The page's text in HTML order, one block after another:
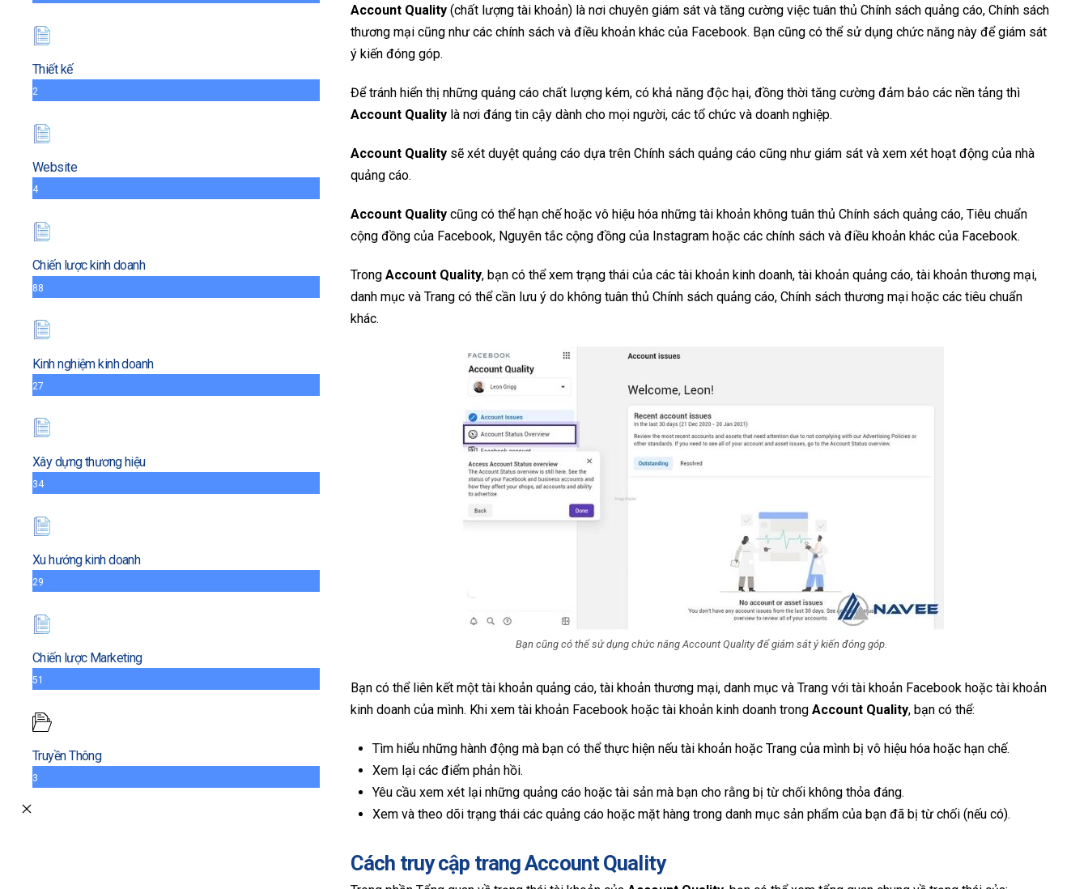
Thiết kế
2
Website
4
Chiến lược kinh doanh
88
Kinh nghiệm kinh doanh
27
Xây dựng thương hiệu
34
Xu hướng kinh doanh
29
Chiến lược Marketing
51
Truyền Thông
3
Account Quality (chất lượng tài khoản) là nơi chuyên giám sát và tăng cường việc tuân thủ Chính sách quảng cáo, Chính sách
thương mại cũng như các chính sách và điều khoản khác của Facebook. Bạn cũng có thể sử dụng chức năng này để giám sát
ý kiến đóng góp.
Để tránh hiển thị những quảng cáo chất lượng kém, có khả năng độc hại, đồng thời tăng cường đảm bảo các nền tảng thì
Account Quality là nơi đáng tin cậy dành cho mọi người, các tổ chức và doanh nghiệp.
Account Quality sẽ xét duyệt quảng cáo dựa trên Chính sách quảng cáo cũng như giám sát và xem xét hoạt động của nhà
quảng cáo.
Account Qualitycũng có thể hạn chế hoặc vô hiệu hóa những tài khoản không tuân thủ Chính sách quảng cáo, Tiêu chuẩn
cộng đồng của Facebook, Nguyên tắc cộng đồng của Instagram hoặc các chính sách và điều khoản khác của Facebook.
TrongAccount Quality, bạn có thể xem trạng thái của các tài khoản kinh doanh, tài khoản quảng cáo, tài khoản thương mại,
danh mục và Trang có thể cần lưu ý do không tuân thủ Chính sách quảng cáo, Chính sách thương mại hoặc các tiêu chuẩn
khác.
Bạn cũng có thể sử dụng chức năng Account Quality để giám sát ý kiến đóng góp.
Bạn có thể liên kết một tài khoản quảng cáo, tài khoản thương mại, danh mục và Trang với tài khoản Facebook hoặc tài khoản
kinh doanh của mình. Khi xem tài khoản Facebook hoặc tài khoản kinh doanh trongAccount Quality, bạn có thể:
Tìm hiểu những hành động mà bạn có thể thực hiện nếu tài khoản hoặc Trang của mình bị vô hiệu hóa hoặc hạn chế.
Xem lại các điểm phản hồi.
Yêu cầu xem xét lại những quảng cáo hoặc tài sản mà bạn cho rằng bị từ chối không thỏa đáng.
Xem và theo dõi trạng thái các quảng cáo hoặc mặt hàng trong danh mục sản phẩm của bạn đã bị từ chối (nếu có).
Cách truy cập trang Account Quality